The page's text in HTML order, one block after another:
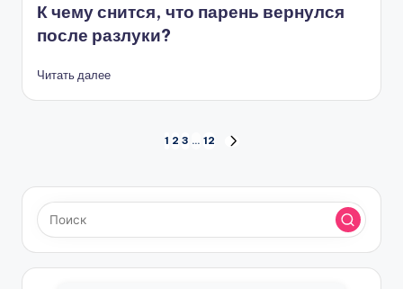
К чему снится, что парень вернулся
после разлуки?
Читать далее
записей
1 2 3 … 12